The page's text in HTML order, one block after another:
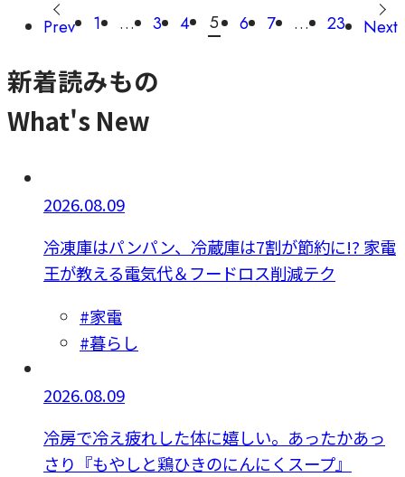
Prev 1 … 3 4 5 6 7 … 23 Next
新着読みもの
What's New
2026.08.09
冷凍庫はパンパン、冷蔵庫は7割が節約に!? 家電
王が教える電気代＆フードロス削減テク
#家電
#暮らし
2026.08.09
冷房で冷え疲れした体に嬉しい。あったかあっ
さり『もやしと鶏ひきのにんにくスープ』